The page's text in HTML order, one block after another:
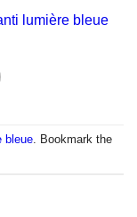
lumière bleue
bleue. Bookmark the